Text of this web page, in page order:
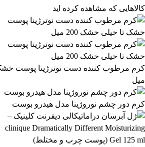
تومان
5,927,499 تومان
5,927,500 تومان
اعمال فیلتر قیمت
وضعیت کالا
نمایش کالاهای موجود
فیلتر بر اساس برند:
LAttafa 27
فیلتر بر اساس دسته بندی:
آرایشی و بهداشتی 558 بهداشتی و پوستی
مرتب‌سازی محصولات
مرتب‌سازی:
پیش‌فرض محبوب‌ترین بالاترین امتیاز
گران‌ترین موجودها اول
کالاهایی که مشاهده کرده اید
میل
کرم دور چشم نوروژینا مدل هیدرو بوست